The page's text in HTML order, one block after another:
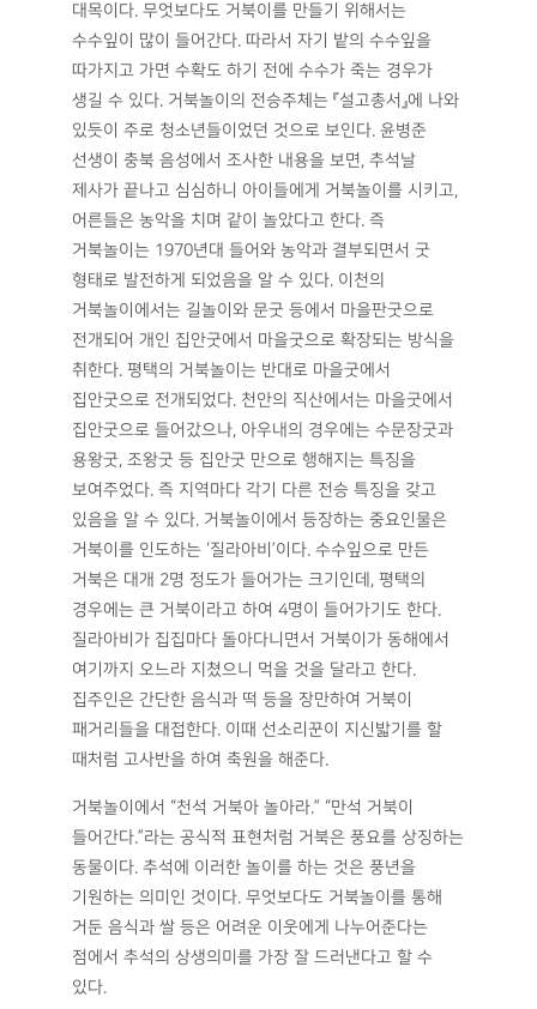
대목이다. 무엇보다도 거북이를 만들기 위해서는
수수잎이 많이 들어간다. 따라서 자기 밭의 수수잎을
따가지고 가면 수확도 하기 전에 수수가 죽는 경우가
생길 수 있다. 거북놀이의 전승주체는 『설고총서』에 나와
있듯이 주로 청소년들이었던 것으로 보인다. 윤병준
선생이 충북 음성에서 조사한 내용을 보면, 추석날
제사가 끝나고 심심하니 아이들에게 거북놀이를 시키고,
어른들은 농악을 치며 같이 놀았다고 한다. 즉
거북놀이는 1970년대 들어와 농악과 결부되면서 굿
형태로 발전하게 되었음을 알 수 있다. 이천의
거북놀이에서는 길놀이와 문굿 등에서 마을판굿으로
전개되어 개인 집안굿에서 마을굿으로 확장되는 방식을
취한다. 평택의 거북놀이는 반대로 마을굿에서
집안굿으로 전개되었다. 천안의 직산에서는 마을굿에서
집안굿으로 들어갔으나, 아우내의 경우에는 수문장굿과
용왕굿, 조왕굿 등 집안굿 만으로 행해지는 특징을
보여주었다. 즉 지역마다 각기 다른 전승 특징을 갖고
있음을 알 수 있다. 거북놀이에서 등장하는 중요인물은
거북이를 인도하는 ‘질라아비’이다. 수수잎으로 만든
거북은 대개 2명 정도가 들어가는 크기인데, 평택의
경우에는 큰 거북이라고 하여 4명이 들어가기도 한다.
질라아비가 집집마다 돌아다니면서 거북이가 동해에서
여기까지 오느라 지쳤으니 먹을 것을 달라고 한다.
집주인은 간단한 음식과 떡 등을 장만하여 거북이
패거리들을 대접한다. 이때 선소리꾼이 지신밟기를 할
때처럼 고사반을 하여 축원을 해준다.
거북놀이에서 “천석 거북아 놀아라.” “만석 거북이
들어간다.”라는 공식적 표현처럼 거북은 풍요를 상징하는
동물이다. 추석에 이러한 놀이를 하는 것은 풍년을
기원하는 의미인 것이다. 무엇보다도 거북놀이를 통해
거둔 음식과 쌀 등은 어려운 이웃에게 나누어준다는
점에서 추석의 상생의미를 가장 잘 드러낸다고 할 수
있다.